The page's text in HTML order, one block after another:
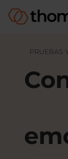
PRUEBAS